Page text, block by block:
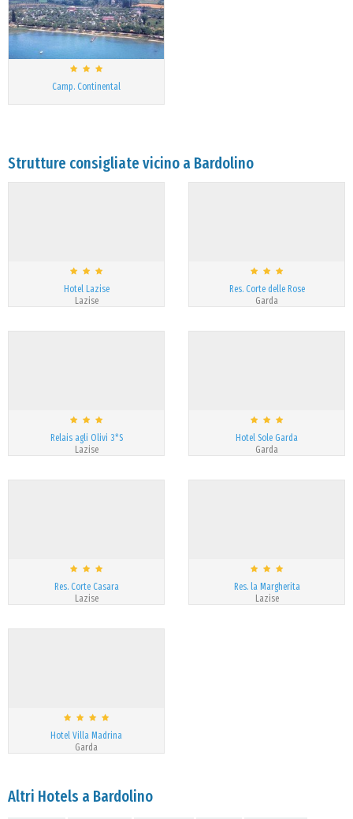
Camp. Continental
Strutture consigliate vicino a Bardolino
Hotel Lazise
Lazise
Res. Corte delle Rose
Garda
Relais agli Olivi 3*S
Lazise
Hotel Sole Garda
Garda
Res. Corte Casara
Lazise
Res. la Margherita
Lazise
Hotel Villa Madrina
Garda
Altri Hotels a Bardolino